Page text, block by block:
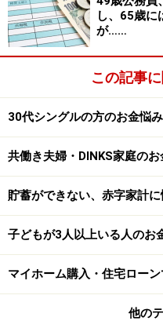
い。
本記事の内容は一般的な情報
商品や投資行動を推奨するも
投資や資産運用に関する最終
掲載情報の正確性・完全性
最新の情報や詳細については
の公式情報をご確認ください
し、65歳に
が……
この記事
30代シングルの方のお金悩
共働き夫婦・DINKS家庭の
貯蓄ができない、赤字家計
子どもが3人以上いる人のお
マイホーム購入・住宅ロー
他の